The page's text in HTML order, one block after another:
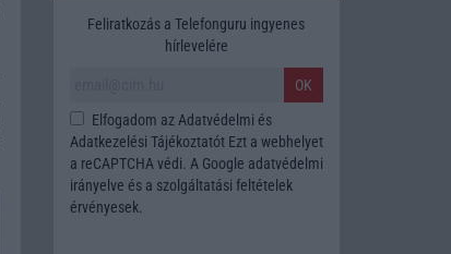
Feliratkozás a Telefonguru ingyenes
hírlevelére
OK
Elfogadom az Adatvédelmi és
Adatkezelési TájékoztatótEzt a webhelyet
a reCAPTCHA védi. A Google adatvédelmi
irányelve és a szolgáltatási feltételek
érvényesek.